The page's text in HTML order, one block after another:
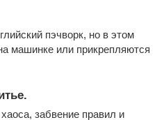
пэчворк, но в этом
машинке или прикрепляются
забвение правил и